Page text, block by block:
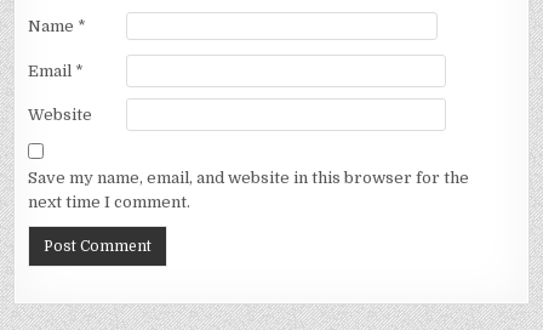
Name *
Email *
Website
Save my name, email, and website in this browser for the
next time I comment.